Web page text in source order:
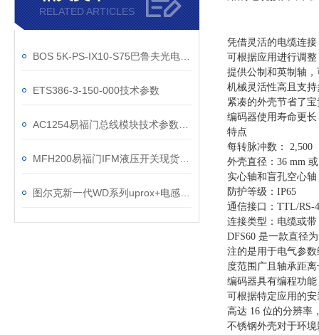
RELATED ARTICLES
ETS386-3-150-000技术参数
凭借灵活的电缆连
可根据应用进行调
提供公制和英制轴
机械灵活性高且支
紧凑的外壳节省了
编码器使用寿命更
特点
每转脉冲数：
2,500
外壳直径：36 mm
实心轴和盲孔空心轴
防护等级：IP65
通信接口：TTL/RS-
连接类型：电缆或带
DFS60 是一款直径
注的是用于电气参
度范围广且轴承距
编码器具有编程功
可根据特定应用的
高达 16 位的分辨率
不锈钢外壳对于环